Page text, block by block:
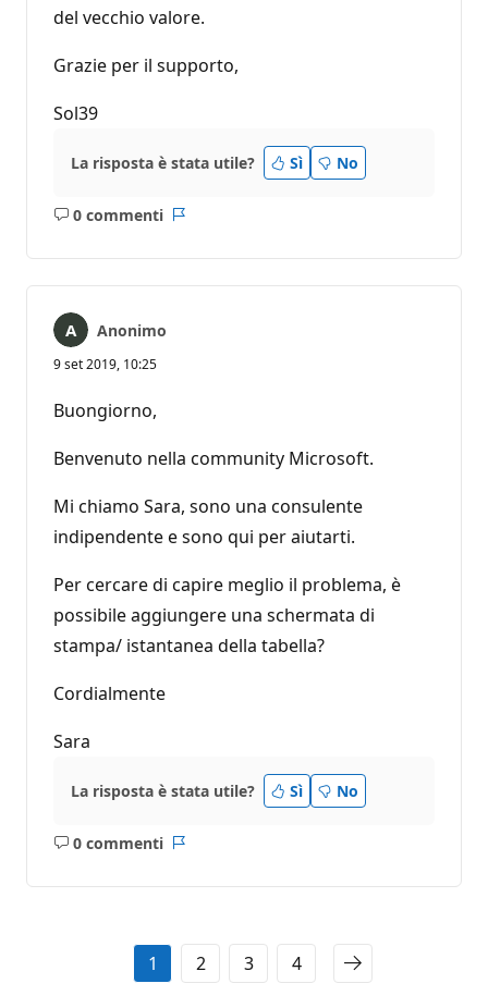
del vecchio valore.
Grazie per il supporto,
Sol39
La risposta è stata utile? Sì No
0 commenti
Nessun
Anonimo
9 set 2019, 10:25
Buongiorno,
Benvenuto nella community Microsoft.
Mi chiamo Sara, sono una consulente
indipendente e sono qui per aiutarti.
Per cercare di capire meglio il problema, è
possibile aggiungere una schermata di
stampa/ istantanea della tabella?
Cordialmente
Sara
La risposta è stata utile? Sì No
0 commenti
Nessun
1 2 3 4